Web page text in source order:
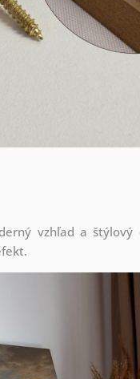
vzhľad a štýlový